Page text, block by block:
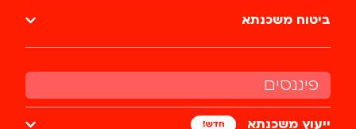
פיננסים
ייעוץ משכנתא
ביטוח משכנתא